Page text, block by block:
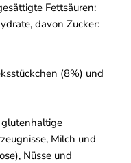
Fettsäuren:
davon Zucker:
(8%) und
Milch und
Nüsse und